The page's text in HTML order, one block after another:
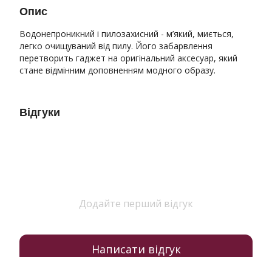
Опис
Водонепроникний і пилозахисний - м’який, миється,
легко очищуваний від пилу. Його забарвлення
перетворить гаджет на оригінальний аксесуар, який
стане відмінним доповненням модного образу.
Відгуки
Додайте перший відгук
Написати відгук